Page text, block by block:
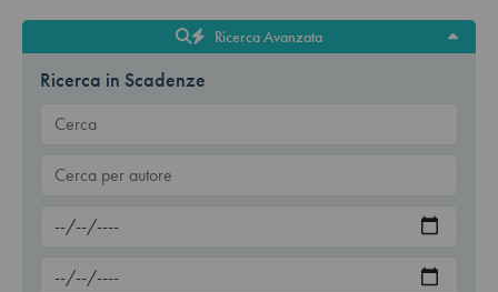
Ricerca Avanzata
Ricerca in Scadenze